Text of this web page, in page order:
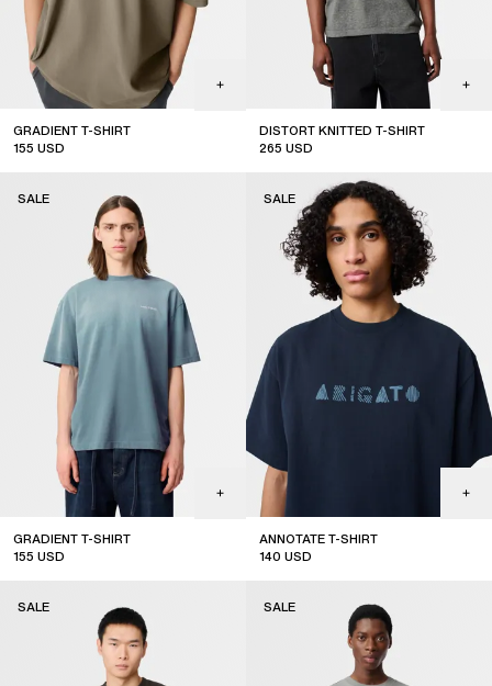
GRADIENT T-SHIRT
155 USD
DISTORT KNITTED T-SHIRT
265 USD
GRADIENT T-SHIRT
155 USD
SALE
ANNOTATE T-SHIRT
140 USD
SALE
SALE SALE